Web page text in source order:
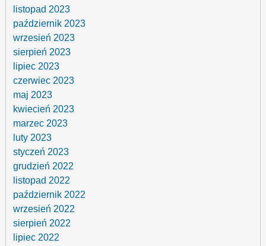
listopad 2023
październik 2023
wrzesień 2023
sierpień 2023
lipiec 2023
czerwiec 2023
maj 2023
kwiecień 2023
marzec 2023
luty 2023
styczeń 2023
grudzień 2022
listopad 2022
październik 2022
wrzesień 2022
sierpień 2022
lipiec 2022